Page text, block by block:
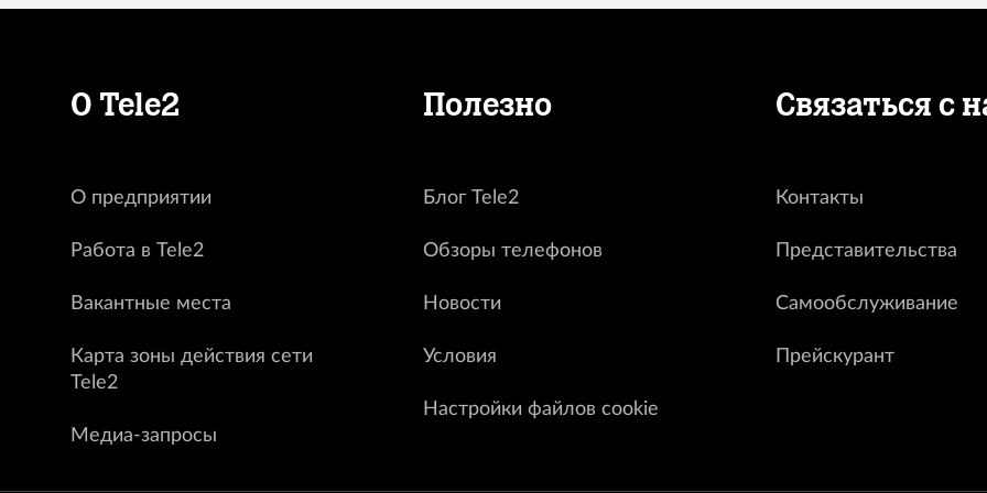
О Tele2
О предприятии
Работа в Tele2
Вакантные места
Карта зоны действия сети
Tele2
Медиа-запросы
Полезно
Блог Tele2
Обзоры телефонов
Новости
Условия
Настройки файлов cookie
Связаться с
Контакты
Представительства
Самообслуживание
Прейскурант